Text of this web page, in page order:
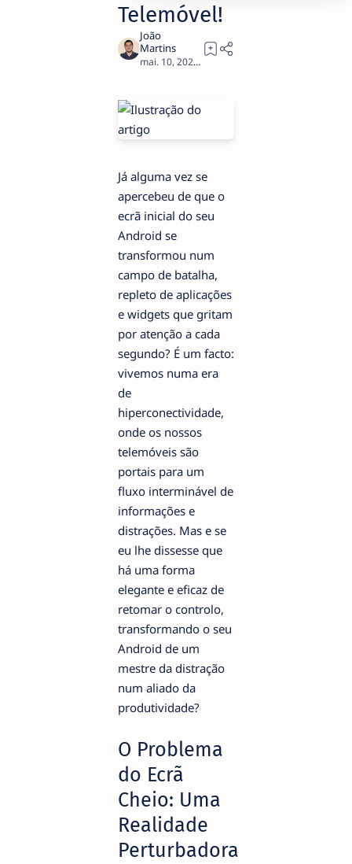
Telemóvel!
Já alguma vez se
apercebeu de que o
ecrã inicial do seu
Android se
transformou num
campo de batalha,
repleto de aplicações
e widgets que gritam
por atenção a cada
segundo? É um facto:
vivemos numa era
de
hiperconectividade,
onde os nossos
telemóveis são
portais para um
fluxo interminável de
informações e
distrações. Mas e se
eu lhe dissesse que
há uma forma
elegante e eficaz de
retomar o controlo,
transformando o seu
Android de um
mestre da distração
num aliado da
produtividade?
O Problema
do Ecrã
Cheio: Uma
Realidade
Perturbadora